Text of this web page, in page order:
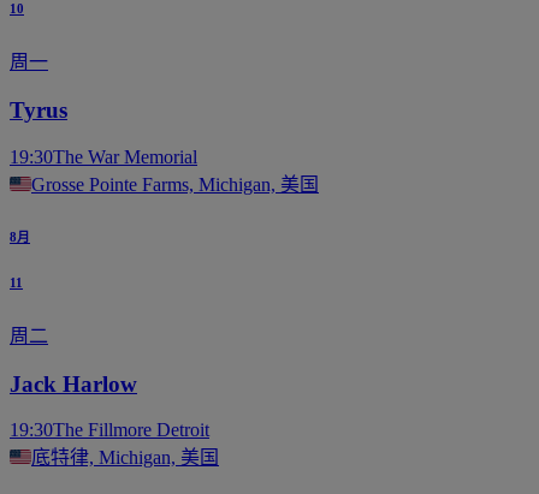
10
周一
Tyrus
19:30The War Memorial
Grosse Pointe Farms, Michigan, 美国
8月
11
周二
Jack Harlow
19:30The Fillmore Detroit
底特律, Michigan, 美国